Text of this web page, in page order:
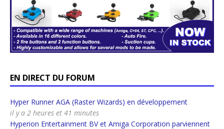
EN DIRECT DU FORUM
Hyper Runner AGA (Raster Wizards) en développement
il y a 2 heures et 41 minutes
Hyperion Entertainment BV et Amiga Corporation parviennent